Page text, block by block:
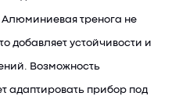
Алюминиевая тренога не
добавляет устойчивости и
Возможность
адаптировать прибор под